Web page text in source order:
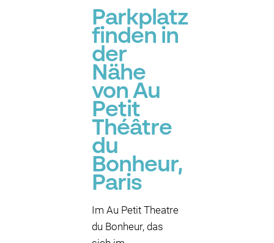
Parkplatz
finden in
der
Nähe
von Au
Petit
Théâtre
du
Bonheur,
Paris
Im Au Petit Theatre
du Bonheur, das